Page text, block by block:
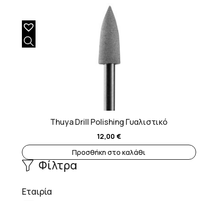
Thuya Drill Polishing Γυαλιστικό
12,00 €
Προσθήκη στο καλάθι
Φίλτρα
Εταιρία